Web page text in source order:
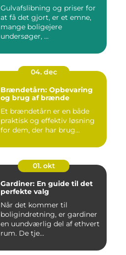
Gulvafslibning og priser for
at få det gjort, er et emne,
mange boligejere
undersøger, ...
04. dec
Brændetårn: Opbevaring
og brug af brænde
Et brændetårn er en både
praktisk og effektiv løsning
for dem, der har brug...
01. okt
Gardiner: En guide til det
perfekte valg
Når det kommer til
boligindretning, er gardiner
en uundværlig del af ethvert
rum. De tje...